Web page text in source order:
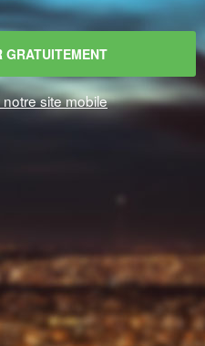
GRATUITEMENT
site mobile